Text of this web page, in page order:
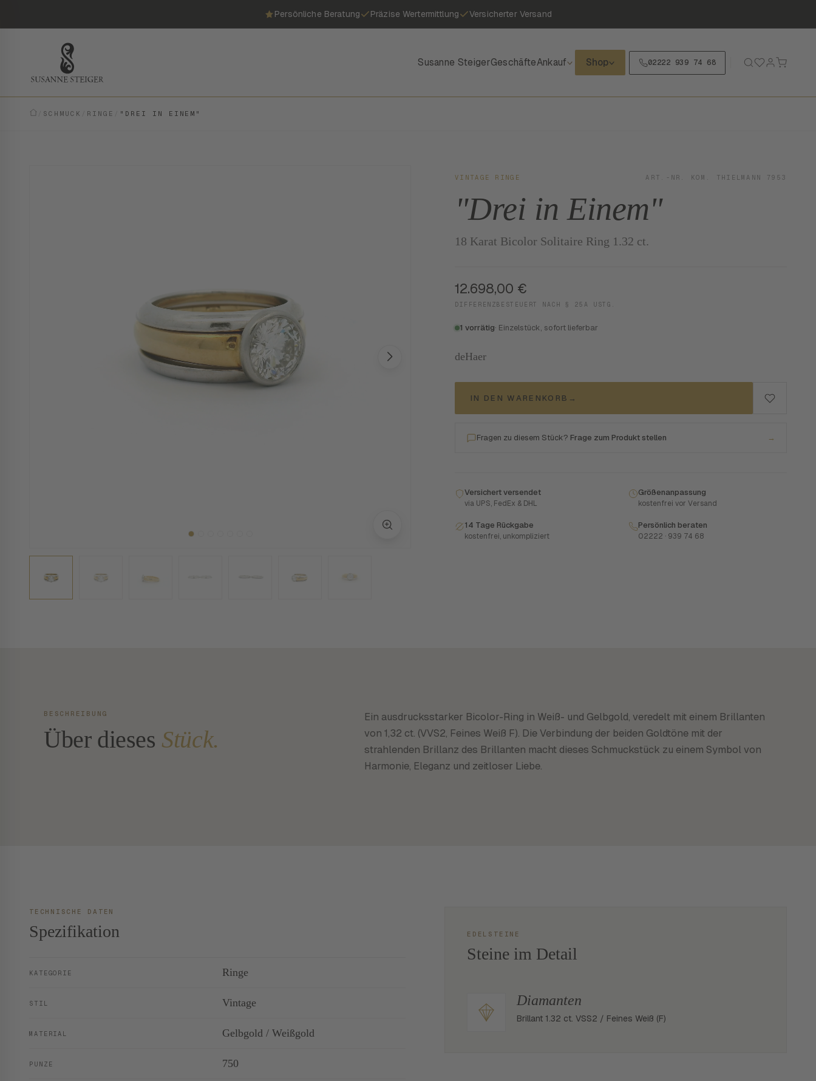
Persönliche Beratung Präzise Wertermittlung Versicherter Versand
Susanne SteigerGeschäfteAnkauf Shop 02222 939 74 68
SCHMUCK RINGE "DREI IN EINEM"
VINTAGE RINGE ART.-NR. KOM. THIELMANN 7953
"Drei in Einem"
18 Karat Bicolor Solitaire Ring 1.32 ct.
12.698,00 €
DIFFERENZBESTEUERT NACH § 25A USTG.
1 vorrätig· Einzelstück, sofort lieferbar
deHaer
IN DEN WARENKORB →
Fragen zu diesem Stück? Frage zum Produkt stellen →
Versichert versendet
via UPS, FedEx & DHL
Größenanpassung
kostenfrei vor Versand
14 Tage Rückgabe
kostenfrei, unkompliziert
Persönlich beraten
02222 · 939 74 68
BESCHREIBUNG
Über dieses Stück.
Ein ausdrucksstarker Bicolor-Ring in Weiß- und Gelbgold, veredelt mit einem Brillanten
von 1,32 ct. (VVS2, Feines Weiß F). Die Verbindung der beiden Goldtöne mit der
strahlenden Brillanz des Brillanten macht dieses Schmuckstück zu einem Symbol von
Harmonie, Eleganz und zeitloser Liebe.
TECHNISCHE DATEN
Spezifikation
KATEGORIE Ringe
STIL Vintage
MATERIAL Gelbgold / Weißgold
PUNZE 750
EDELSTEINE
Steine im Detail
Diamanten
Brillant 1.32 ct. VSS2 / Feines Weiß (F)